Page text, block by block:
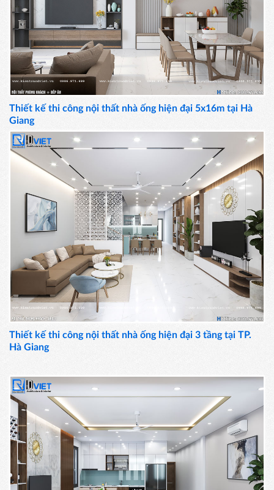
Thiết kế thi công nội thất nhà ống hiện đại 5x16m tại Hà
Giang
Thiết kế thi công nội thất nhà ống hiện đại 3 tầng tại TP.
Hà Giang